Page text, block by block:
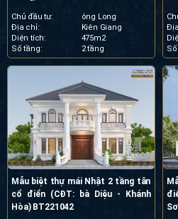
Chủ đầu tư:
ông Long
Địa chỉ:
Kiên Giang
Diện tích:
475m2
Số tầng:
2 tầng
Mẫu biệt thự mái Nhật 2 tầng tân
cổ điển (CĐT: bà Diệu - Khánh
Hòa) BT221042